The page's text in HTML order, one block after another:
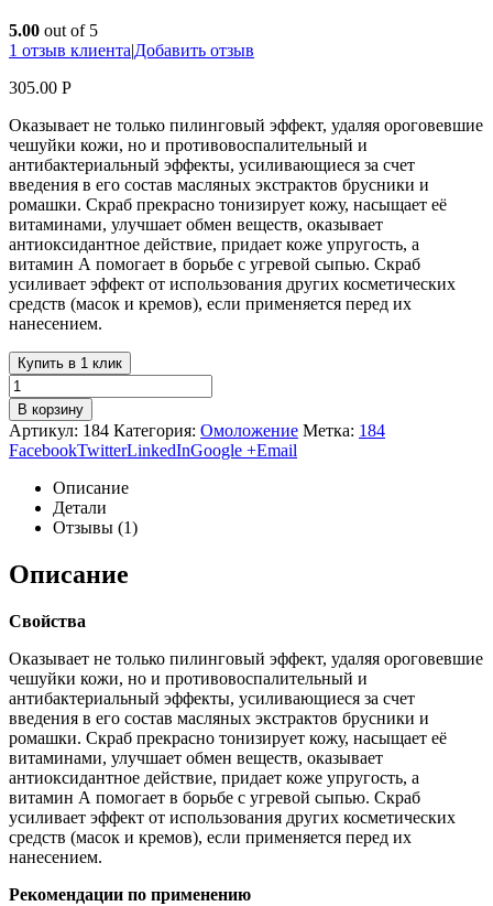
5.00 out of 5
1 отзыв клиента|Добавить отзыв
305.00 Р
Оказывает не только пилинговый эффект, удаляя ороговевшие
чешуйки кожи, но и противовоспалительный и
антибактериальный эффекты, усиливающиеся за счет
введения в его состав масляных экстрактов брусники и
ромашки. Скраб прекрасно тонизирует кожу, насыщает её
витаминами, улучшает обмен веществ, оказывает
антиоксидантное действие, придает коже упругость, а
витамин А помогает в борьбе с угревой сыпью. Скраб
усиливает эффект от использования других косметических
средств (масок и кремов), если применяется перед их
нанесением.
Купить в 1 клик
В корзину
Артикул: 184 Категория: Омоложение Метка: 184
FacebookTwitterLinkedInGoogle +Email
Описание
Детали
Отзывы (1)
Описание
Свойства
Оказывает не только пилинговый эффект, удаляя ороговевшие
чешуйки кожи, но и противовоспалительный и
антибактериальный эффекты, усиливающиеся за счет
введения в его состав масляных экстрактов брусники и
ромашки. Скраб прекрасно тонизирует кожу, насыщает её
витаминами, улучшает обмен веществ, оказывает
антиоксидантное действие, придает коже упругость, а
витамин А помогает в борьбе с угревой сыпью. Скраб
усиливает эффект от использования других косметических
средств (масок и кремов), если применяется перед их
нанесением.
Рекомендации по применению